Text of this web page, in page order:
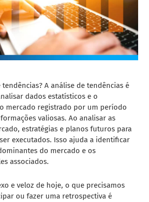
tendências? A análise de tendências é
dados estatísticos e o
mercado registrado por um período
valiosas. Ao analisar as
estratégias e planos futuros para
executados. Isso ajuda a identificar
do mercado e os
associados.
e veloz de hoje, o que precisamos
ou fazer uma retrospectiva é